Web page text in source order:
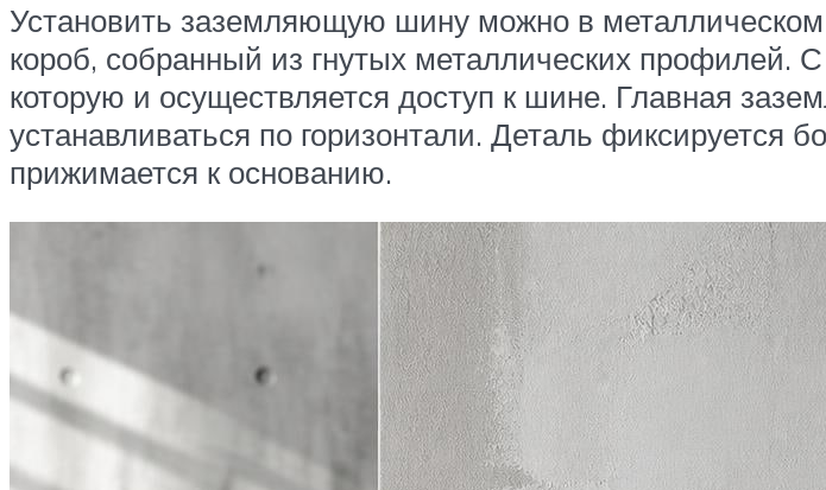
Установить заземляющую шину можно в
короб, собранный из гнутых металлических профилей.
которую и осуществляется доступ к шине. Главная
устанавливаться по горизонтали. Деталь фиксируется
прижимается к основанию.